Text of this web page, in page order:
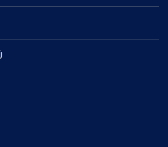
správy ČR
správy ČR
účet Celní správy ČR